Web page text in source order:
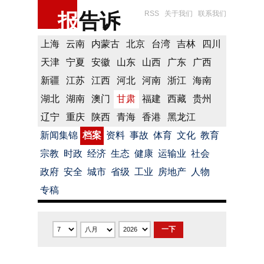
报告诉 RSS 关于我们 联系我们
上海 云南 内蒙古 北京 台湾 吉林
四川
天津
宁夏 安徽 山东 山西 广东
广西
新疆
江苏 江西 河北 河南 浙江
海南
湖北
湖南 澳门 甘肃 福建 西藏
贵州
辽宁
重庆 陕西 青海 香港
黑龙江
新闻集锦 档案 资料 事故 体育 文化 教育
宗教 时政 经济 生态 健康 运输业 社会
政府 安全 城市 省级 工业 房地产
人物
专稿